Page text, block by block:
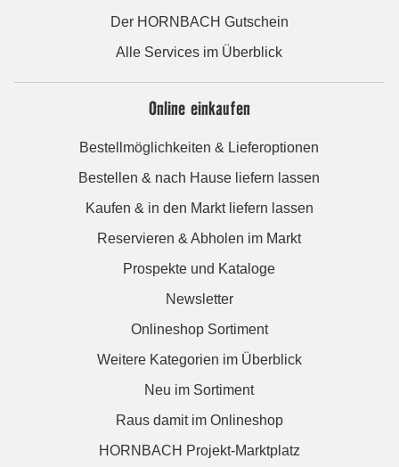
Der HORNBACH Gutschein
Alle Services im Überblick
Online einkaufen
Bestellmöglichkeiten & Lieferoptionen
Bestellen & nach Hause liefern lassen
Kaufen & in den Markt liefern lassen
Reservieren & Abholen im Markt
Prospekte und Kataloge
Newsletter
Onlineshop Sortiment
Weitere Kategorien im Überblick
Neu im Sortiment
Raus damit im Onlineshop
HORNBACH Projekt-Marktplatz